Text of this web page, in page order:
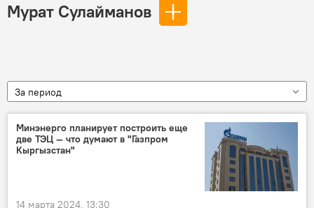
Мурат Сулайманов
За период
Минэнерго планирует построить еще
две ТЭЦ — что думают в "Газпром
Кыргызстан"
14 марта 2024, 13:30